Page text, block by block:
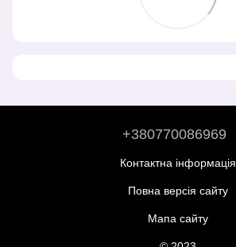
+380770086969
Контактна інформація
Повна версія сайту
Мапа сайту